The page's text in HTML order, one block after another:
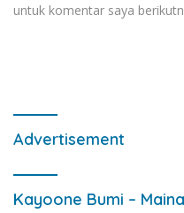
untuk komentar saya
Advertisement
Kayoone Bumi –